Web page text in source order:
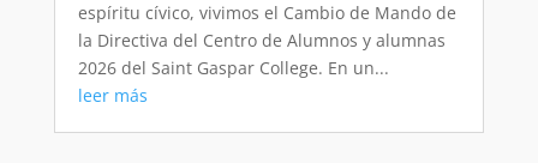
espíritu cívico, vivimos el Cambio de Mando de
la Directiva del Centro de Alumnos y alumnas
2026 del Saint Gaspar College. En un...
leer más